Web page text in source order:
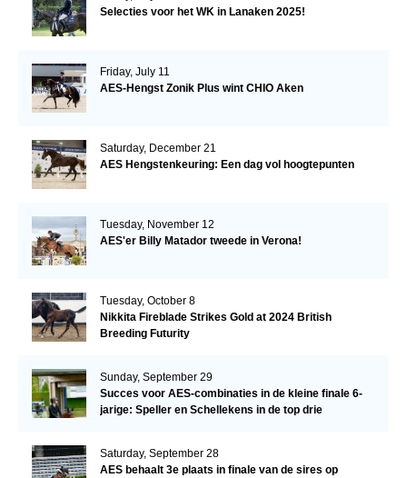
Selecties voor het WK in Lanaken 2025!
Friday, July 11
AES-Hengst Zonik Plus wint CHIO Aken
Saturday, December 21
AES Hengstenkeuring: Een dag vol hoogtepunten
Tuesday, November 12
AES'er Billy Matador tweede in Verona!
Tuesday, October 8
Nikkita Fireblade Strikes Gold at 2024 British
Breeding Futurity
Sunday, September 29
Succes voor AES-combinaties in de kleine finale 6-
jarige: Speller en Schellekens in de top drie
Saturday, September 28
AES behaalt 3e plaats in finale van de sires op